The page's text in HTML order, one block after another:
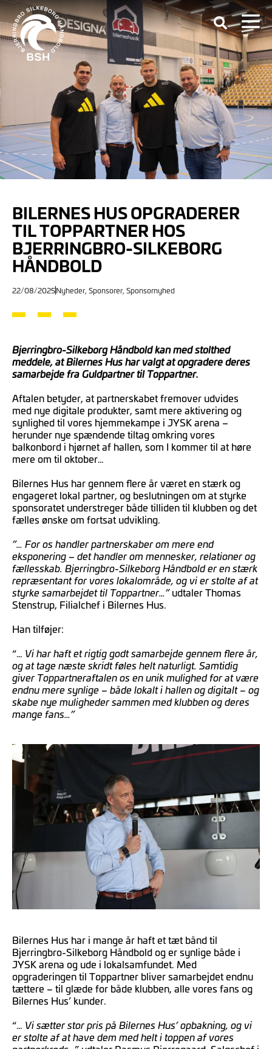
BILERNES HUS OPGRADERER
TIL TOPPARTNER HOS
BJERRINGBRO-SILKEBORG
HÅNDBOLD
22/08/2025Nyheder, Sponsorer, Sponsornyhed
Bjerringbro-Silkeborg Håndbold kan med stolthed
meddele, at Bilernes Hus har valgt at opgradere deres
samarbejde fra Guldpartner til Toppartner.
Aftalen betyder, at partnerskabet fremover udvides
med nye digitale produkter, samt mere aktivering og
synlighed til vores hjemmekampe i JYSK arena –
herunder nye spændende tiltag omkring vores
balkonbord i hjørnet af hallen, som I kommer til at høre
mere om til oktober…
Bilernes Hus har gennem flere år været en stærk og
engageret lokal partner, og beslutningen om at styrke
sponsoratet understreger både tilliden til klubben og det
fælles ønske om fortsat udvikling.
”… For os handler partnerskaber om mere end
eksponering – det handler om mennesker, relationer og
fællesskab. Bjerringbro-Silkeborg Håndbold er en stærk
repræsentant for vores lokalområde, og vi er stolte af at
styrke samarbejdet til Toppartner…”udtaler Thomas
Stenstrup, Filialchef i Bilernes Hus.
Han tilføjer:
“… Vi har haft et rigtig godt samarbejde gennem flere år,
og at tage næste skridt føles helt naturligt. Samtidig
giver Toppartneraftalen os en unik mulighed for at være
endnu mere synlige – både lokalt i hallen og digitalt – og
skabe nye muligheder sammen med klubben og deres
mange fans…”
Bilernes Hus har i mange år haft et tæt bånd til
Bjerringbro-Silkeborg Håndbold og er synlige både i
JYSK arena og ude i lokalsamfundet. Med
opgraderingen til Toppartner bliver samarbejdet endnu
tættere – til glæde for både klubben, alle vores fans og
Bilernes Hus’ kunder.
“… Vi sætter stor pris på Bilernes Hus’ opbakning, og vi
er stolte af at have dem med helt i toppen af vores